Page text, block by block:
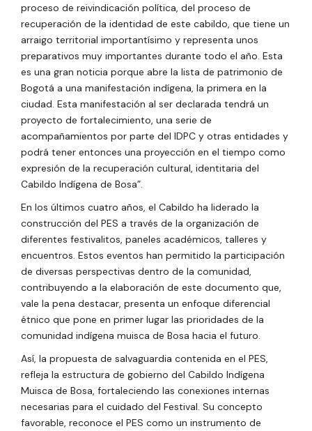
proceso de reivindicación política, del proceso de
recuperación de la identidad de este cabildo, que tiene un
arraigo territorial importantísimo y representa unos
preparativos muy importantes durante todo el año. Esta
es una gran noticia porque abre la lista de patrimonio de
Bogotá a una manifestación indígena, la primera en la
ciudad. Esta manifestación al ser declarada tendrá un
proyecto de fortalecimiento, una serie de
acompañamientos por parte del IDPC y otras entidades y
podrá tener entonces una proyección en el tiempo como
expresión de la recuperación cultural, identitaria del
Cabildo Indígena de Bosa”.
En los últimos cuatro años, el Cabildo ha liderado la
construcción del PES a través de la organización de
diferentes festivalitos, paneles académicos, talleres y
encuentros. Estos eventos han permitido la participación
de diversas perspectivas dentro de la comunidad,
contribuyendo a la elaboración de este documento que,
vale la pena destacar, presenta un enfoque diferencial
étnico que pone en primer lugar las prioridades de la
comunidad indígena muisca de Bosa hacia el futuro.
Así, la propuesta de salvaguardia contenida en el PES,
refleja la estructura de gobierno del Cabildo Indígena
Muisca de Bosa, fortaleciendo las conexiones internas
necesarias para el cuidado del Festival. Su concepto
favorable, reconoce el PES como un instrumento de